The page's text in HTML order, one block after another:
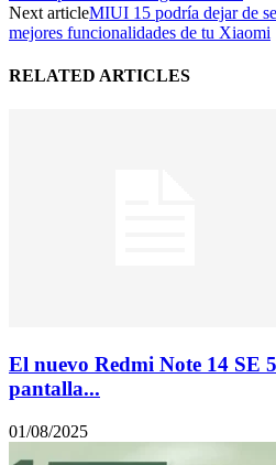
Next articleMIUI 15 podría dejar de
mejores funcionalidades de tu Xiaomi
RELATED ARTICLES
El nuevo Redmi Note 14 SE
pantalla...
01/08/2025